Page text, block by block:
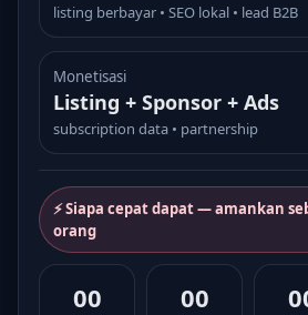
listing berbayar • SEO lokal • lead B2B
Monetisasi
Listing + Sponsor + Ads
subscription data • partnership
⚡ Siapa cepat dapat — amankan
orang
00 00